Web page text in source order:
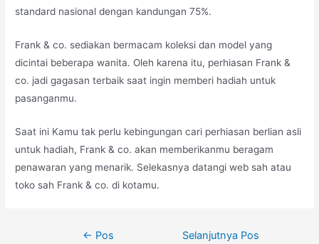
standard nasional dengan kandungan 75%.
Frank & co. sediakan bermacam koleksi dan model yang
dicintai beberapa wanita. Oleh karena itu, perhiasan Frank &
co. jadi gagasan terbaik saat ingin memberi hadiah untuk
pasanganmu.
Saat ini Kamu tak perlu kebingungan cari perhiasan berlian asli
untuk hadiah, Frank & co. akan memberikanmu beragam
penawaran yang menarik. Selekasnya datangi web sah atau
toko sah Frank & co. di kotamu.
← Pos
Selanjutnya Pos